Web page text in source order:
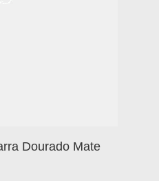
Dourado Mate